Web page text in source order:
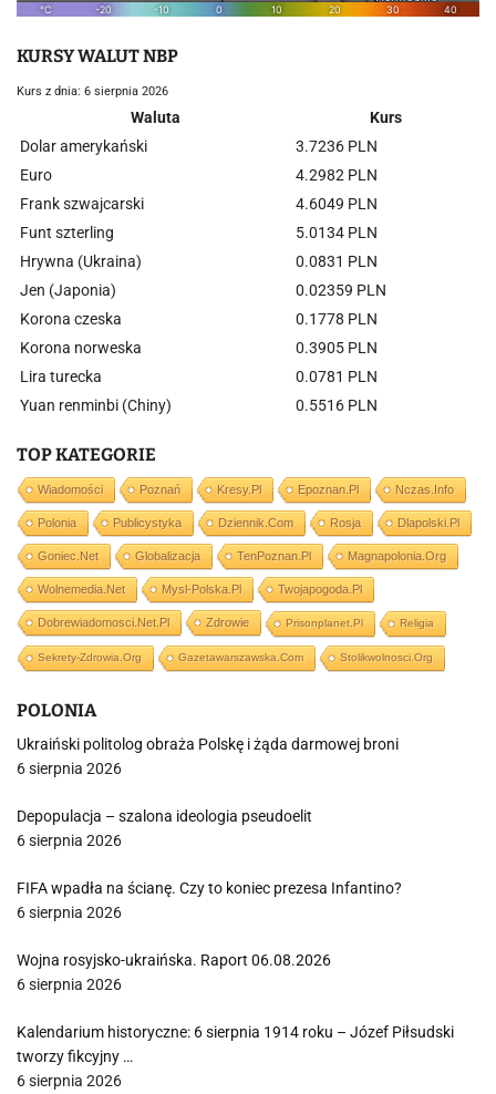
KURSY WALUT NBP
Kurs z dnia: 6 sierpnia 2026
Waluta
Kurs
Dolar amerykański
3.7236 PLN
Euro
4.2982 PLN
Frank szwajcarski
4.6049 PLN
Funt szterling
5.0134 PLN
Hrywna (Ukraina)
0.0831 PLN
Jen (Japonia)
0.02359 PLN
Korona czeska
0.1778 PLN
Korona norweska
0.3905 PLN
Lira turecka
0.0781 PLN
Yuan renminbi (Chiny)
0.5516 PLN
TOP KATEGORIE
Wiadomości Poznań Kresy.pl Epoznan.pl Nczas.info
Polonia Publicystyka Dziennik.com Rosja Dlapolski.pl
Goniec.net Globalizacja TenPoznan.pl Magnapolonia.org
Wolnemedia.net Mysl-Polska.pl Twojapogoda.pl
Dobrewiadomosci.net.pl Zdrowie Prisonplanet.pl Religia
Sekrety-Zdrowia.org Gazetawarszawska.com Stolikwolnosci.org
POLONIA
Ukraiński politolog obraża Polskę i żąda darmowej broni
6 sierpnia 2026
Depopulacja – szalona ideologia pseudoelit
6 sierpnia 2026
FIFA wpadła na ścianę. Czy to koniec prezesa Infantino?
6 sierpnia 2026
Wojna rosyjsko-ukraińska. Raport 06.08.2026
6 sierpnia 2026
Kalendarium historyczne: 6 sierpnia 1914 roku – Józef Piłsudski
tworzy fikcyjny …
6 sierpnia 2026